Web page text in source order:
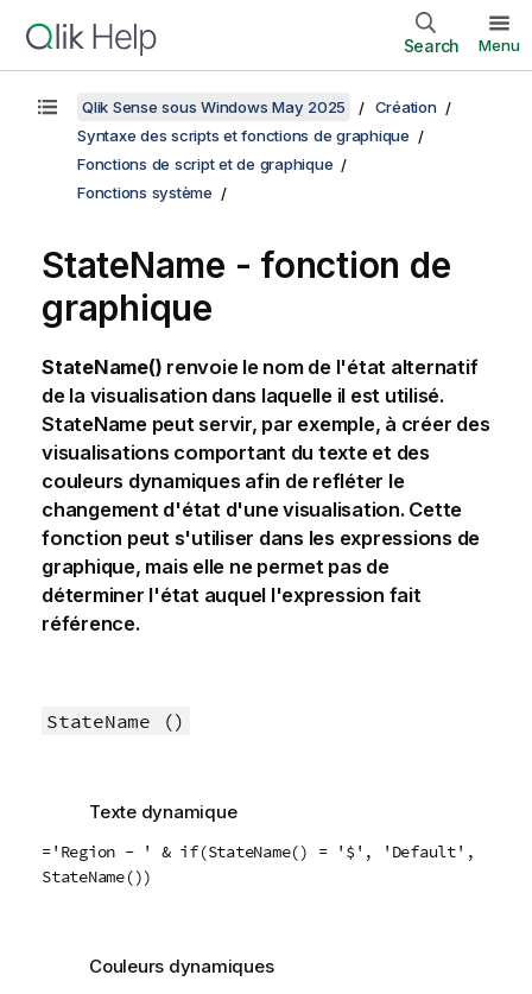
Search Menu
Qlik Sense sous Windows May 2025
Création
Syntaxe des scripts et fonctions de graphique
Fonctions de script et de graphique
Fonctions système
StateName - fonction de
graphique
StateName() renvoie le nom de l'état alternatif
de la visualisation dans laquelle il est utilisé.
StateNamepeut servir, par exemple, à créer des
visualisations comportant du texte et des
couleurs dynamiques afin de refléter le
changement d'état d'une visualisation. Cette
fonction peut s'utiliser dans les expressions de
graphique, mais elle ne permet pas de
déterminer l'état auquel l'expression fait
référence.
StateName ()
Texte dynamique
='Region - ' & if(StateName() = '$', 'Default',
StateName())
Couleurs dynamiques